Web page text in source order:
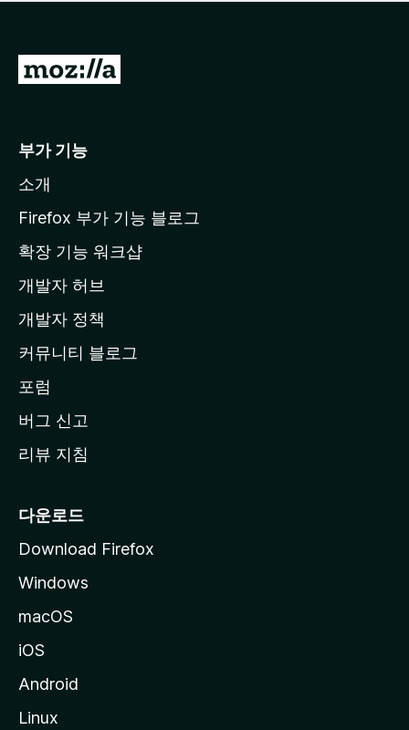
점
습
니
M
l
a
페
이
지
이
동
부가 기능
소개
Firefox 부가 기능 블로그
확장 기능 워크샵
개발자 허브
개발자 정책
커뮤니티 블로그
포럼
버그 신고
리뷰 지침
다운로드
Download Firefox
Windows
macOS
iOS
Android
Linux